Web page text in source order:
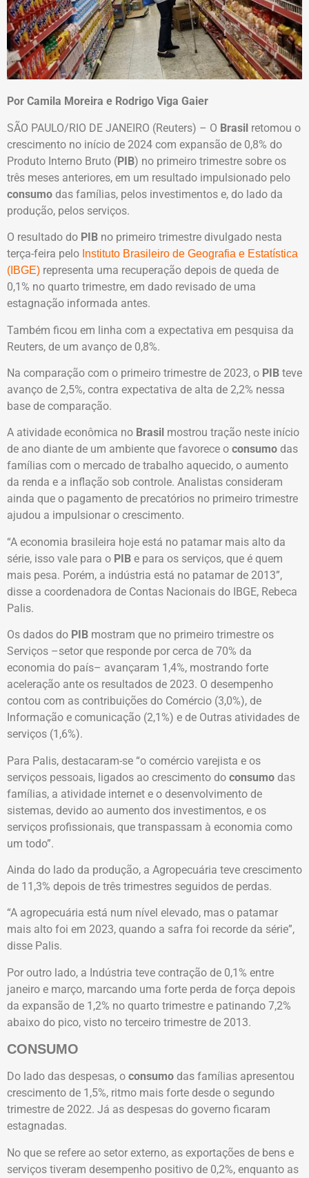
Por Camila Moreira e Rodrigo Viga Gaier
SÃO PAULO/RIO DE JANEIRO (Reuters) – O Brasil retomou o
crescimento no início de 2024 com expansão de 0,8% do
Produto Interno Bruto (PIB) no primeiro trimestre sobre os
três meses anteriores, em um resultado impulsionado pelo
consumo das famílias, pelos investimentos e, do lado da
produção, pelos serviços.
O resultado do PIB no primeiro trimestre divulgado nesta
terça-feira pelo Instituto Brasileiro de Geografia e Estatística
(IBGE) representa uma recuperação depois de queda de
0,1% no quarto trimestre, em dado revisado de uma
estagnação informada antes.
Também ficou em linha com a expectativa em pesquisa da
Reuters, de um avanço de 0,8%.
Na comparação com o primeiro trimestre de 2023, o PIB teve
avanço de 2,5%, contra expectativa de alta de 2,2% nessa
base de comparação.
A atividade econômica no Brasil mostrou tração neste início
de ano diante de um ambiente que favorece o consumo das
famílias com o mercado de trabalho aquecido, o aumento
da renda e a inflação sob controle. Analistas consideram
ainda que o pagamento de precatórios no primeiro trimestre
ajudou a impulsionar o crescimento.
“A economia brasileira hoje está no patamar mais alto da
série, isso vale para o PIB e para os serviços, que é quem
mais pesa. Porém, a indústria está no patamar de 2013”,
disse a coordenadora de Contas Nacionais do IBGE, Rebeca
Palis.
Os dados do PIB mostram que no primeiro trimestre os
Serviços –setor que responde por cerca de 70% da
economia do país– avançaram 1,4%, mostrando forte
aceleração ante os resultados de 2023. O desempenho
contou com as contribuições do Comércio (3,0%), de
Informação e comunicação (2,1%) e de Outras atividades de
serviços (1,6%).
Para Palis, destacaram-se “o comércio varejista e os
serviços pessoais, ligados ao crescimento do consumo das
famílias, a atividade internet e o desenvolvimento de
sistemas, devido ao aumento dos investimentos, e os
serviços profissionais, que transpassam à economia como
um todo”.
Ainda do lado da produção, a Agropecuária teve crescimento
de 11,3% depois de três trimestres seguidos de perdas.
“A agropecuária está num nível elevado, mas o patamar
mais alto foi em 2023, quando a safra foi recorde da série”,
disse Palis.
Por outro lado, a Indústria teve contração de 0,1% entre
janeiro e março, marcando uma forte perda de força depois
da expansão de 1,2% no quarto trimestre e patinando 7,2%
abaixo do pico, visto no terceiro trimestre de 2013.
CONSUMO
Do lado das despesas, o consumo das famílias apresentou
crescimento de 1,5%, ritmo mais forte desde o segundo
trimestre de 2022. Já as despesas do governo ficaram
estagnadas.
No que se refere ao setor externo, as exportações de bens e
serviços tiveram desempenho positivo de 0,2%, enquanto as